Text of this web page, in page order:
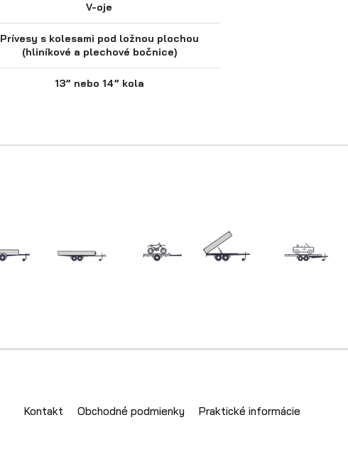
V-oje
Prívesy s kolesami pod ložnou plochou
(hliníkové a plechové bočnice)
13” nebo 14” kola
Kontakt Obchodné podmienky Praktické informácie